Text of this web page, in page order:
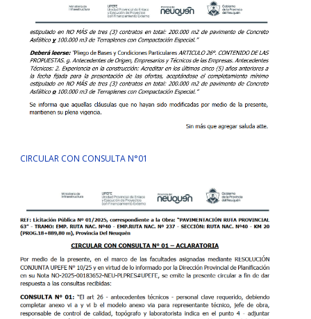
CIRCULAR CON CONSULTA N°01